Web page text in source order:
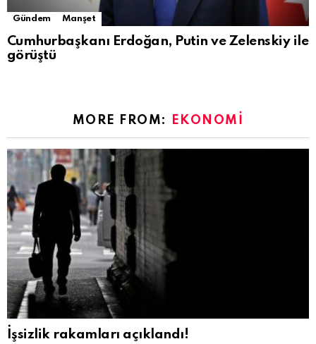
Gündem Manşet
Cumhurbaşkanı Erdoğan, Putin ve Zelenskiy ile
görüştü
MORE FROM: EKONOMI
İşsizlik rakamları açıklandı!